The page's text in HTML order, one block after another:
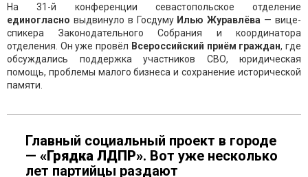
На 31-й конференции севастопольское отделение
единогласно выдвинуло в Госдуму Илью Журавлёва — вице-
спикера Законодательного Собрания и координатора
отделения. Он уже провёл Всероссийский приём граждан, где
обсуждались поддержка участников СВО, юридическая
помощь, проблемы малого бизнеса и сохранение исторической
памяти.
Главный социальный проект в городе
— «Грядка ЛДПР». Вот уже несколько
лет партийцы раздают